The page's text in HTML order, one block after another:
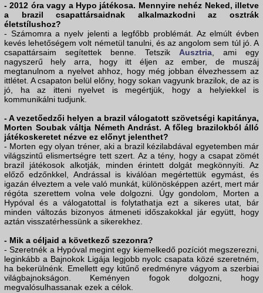
- 2012 óra vagy a Hypo játékosa. Mennyire nehéz Neked, illetve
a brazil csapattársaidnak alkalmazkodni az osztrák
életstílushoz?
- Számomra a nyelv jelenti a legfőbb problémát. Az elmúlt évben
kevés lehetőségem volt németül tanulni, és az angolom sem túl jó. A
csapattársaim segítettek benne. Tetszik Ausztria, ami egy
nagyszerű hely arra, hogy itt éljen az ember, de muszáj
megtanulnom a nyelvet ahhoz, hogy még jobban élvezhessem az
ittlétet. A csapaton belül előny, hogy sokan vagyunk brazilok, de az is
jó, ha az itteni nyelvet is megértjük, hogy a helyiekkel is
kommunikálni tudjunk.
- A vezetőedzői helyen a brazil válogatott szövetségi kapitánya,
Morten Soubak váltja Németh Andrást. A főleg brazilokból álló
játékoskeretet nézve ez előnyt jelenthet?
- Morten egy olyan tréner, aki a brazil kézilabdával egyetemben már
világszintű elismertségre tett szert. Az a tény, hogy a csapat zömét
brazil játékosok alkotják, minden érintett dolgát megkönnyíti. Az
előző edzőnkkel, Andrással is kiválóan megértettük egymást, és
igazán élveztem a vele való munkát, különösképpen azért, mert már
régóta szerettem volna vele dolgozni. Úgy gondolom, Morten a
Hypóval és a válogatottal is folytathatja ezt a sikeres utat, bár
minden változás bizonyos átmeneti időszakokkal jár együtt, hogy
aztán visszatérhessünk a sikerekhez.
- Mik a céljaid a következő szezonra?
- Szeretnék a Hypóval megint egy kiemelkedő pozíciót megszerezni,
leginkább a Bajnokok Ligája legjobb nyolc csapata közé szeretném,
ha bekerülnénk. Emellett egy kitűnő eredményre vágyom a szerbiai
világbajnokságon. Keményen fogok dolgozni, hogy
megvalósulhassanak ezek a célok.